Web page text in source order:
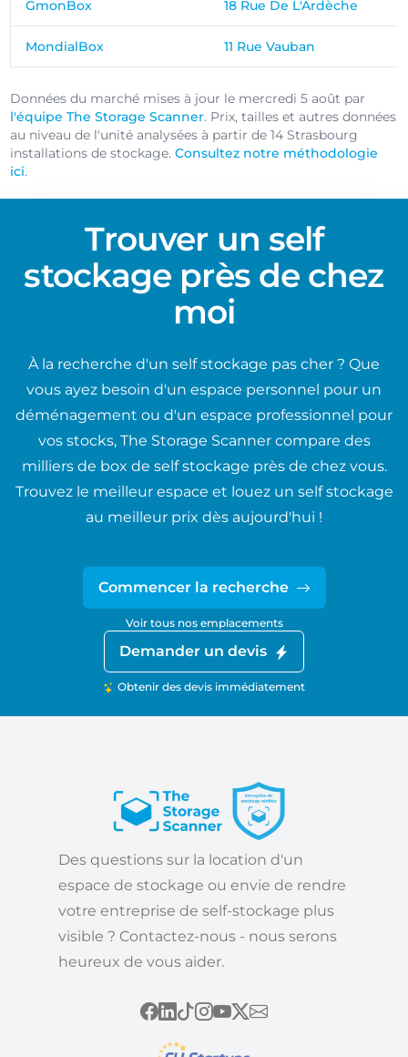
GmonBox 18 Rue De L'Ardèche
MondialBox 11 Rue Vauban
Données du marché mises à jour le mercredi 5 août par
l'équipe The Storage Scanner. Prix, tailles et autres données
au niveau de l'unité analysées à partir de 14 Strasbourg
installations de stockage.Consultez notre méthodologie
ici.
Trouver un self
stockage près de chez
moi
À la recherche d'un self stockage pas cher ? Que
vous ayez besoin d'un espace personnel pour un
déménagement ou d'un espace professionnel pour
vos stocks, The Storage Scanner compare des
milliers de box de self stockage près de chez vous.
Trouvez le meilleur espace et louez un self stockage
au meilleur prix dès aujourd'hui !
Commencer la recherche
Voir tous nos emplacements
Demander un devis
Obtenir des devis immédiatement
Des questions sur la location d'un
espace de stockage ou envie de rendre
votre entreprise de self-stockage plus
visible ? Contactez-nous - nous serons
heureux de vous aider.